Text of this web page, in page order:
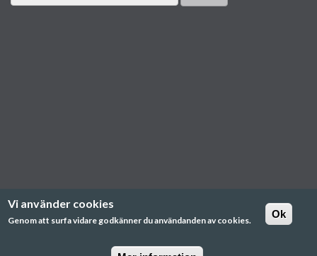
Vi använder cookies
Genom att surfa vidare godkänner du användanden av cookies.
Ok